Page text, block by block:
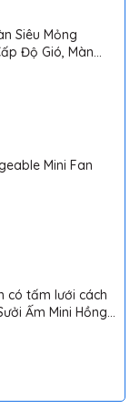
Siêu Mỏng
Độ Gió, Màn
có tấm lưới cách
Ấm Mini Hồng